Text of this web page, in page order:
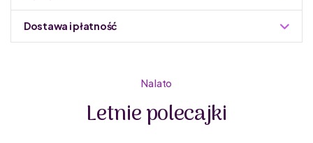
Skład: 100% poliester
Dostawa i płatność
Na lato
Letnie polecajki